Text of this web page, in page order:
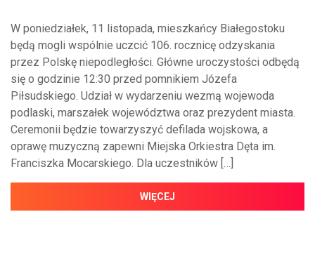
W poniedziałek, 11 listopada, mieszkańcy Białegostoku
będą mogli wspólnie uczcić 106. rocznicę odzyskania
przez Polskę niepodległości. Główne uroczystości odbędą
się o godzinie 12:30 przed pomnikiem Józefa
Piłsudskiego. Udział w wydarzeniu wezmą wojewoda
podlaski, marszałek województwa oraz prezydent miasta.
Ceremonii będzie towarzyszyć defilada wojskowa, a
oprawę muzyczną zapewni Miejska Orkiestra Dęta im.
Franciszka Mocarskiego. Dla uczestników […]
WIĘCEJ